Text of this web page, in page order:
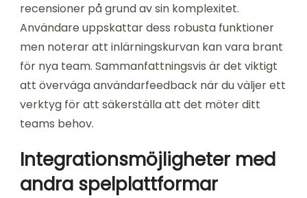
recensioner på grund av sin komplexitet.
Användare uppskattar dess robusta funktioner
men noterar att inlärningskurvan kan vara brant
för nya team. Sammanfattningsvis är det viktigt
att överväga användarfeedback när du väljer ett
verktyg för att säkerställa att det möter ditt
teams behov.
Integrationsmöjligheter med
andra spelplattformar